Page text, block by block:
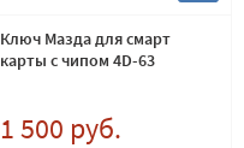
Ключ Мазда для смарт
карты с чипом 4D-63
1 500 руб.